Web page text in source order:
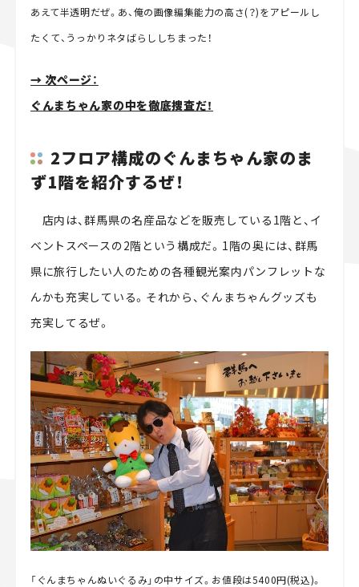
あえて半透明だぜ。あ、俺の画像編集能力の高さ(？)をアピールし
たくて、うっかりネタばらししちまった！
→ 次ページ：
ぐんまちゃん家の中を徹底捜査だ！
2フロア構成のぐんまちゃん家のま
ず1階を紹介するぜ！
店内は、群馬県の名産品などを販売している1階と、イ
ベントスペースの2階という構成だ。1階の奥には、群馬
県に旅行したい人のための各種観光案内パンフレットな
んかも充実している。それから、ぐんまちゃんグッズも
充実してるぜ。
「ぐんまちゃんぬいぐるみ」の中サイズ。お値段は5400円(税込)。